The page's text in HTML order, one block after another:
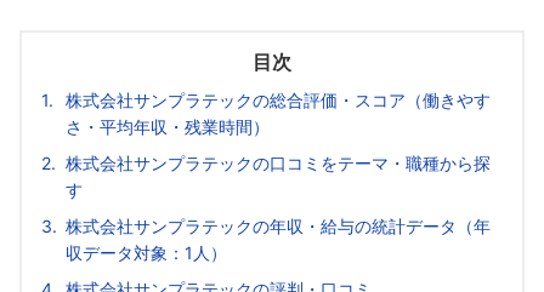
目次
株式会社サンプラテックの総合評価・スコア（働きやす
さ・平均年収・残業時間）
株式会社サンプラテックの口コミをテーマ・職種から探
す
株式会社サンプラテックの年収・給与の統計データ（年
収データ対象：1人）